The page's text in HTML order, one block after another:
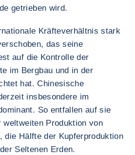
getrieben wird.
Kräfteverhältnis stark
das seine
auf die Kontrolle der
im Bergbau und in der
hat. Chinesische
insbesondere im
So entfallen auf sie
Produktion von
die Hälfte der Kupferproduktion
Seltenen Erden.